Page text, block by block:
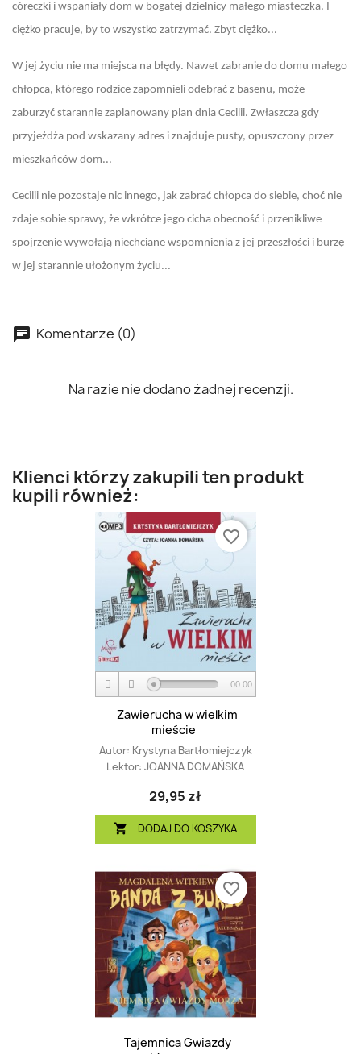
córeczki i wspaniały dom w bogatej dzielnicy małego miasteczka. I
ciężko pracuje, by to wszystko zatrzymać. Zbyt ciężko...
W jej życiu nie ma miejsca na błędy. Nawet zabranie do domu małego
chłopca, którego rodzice zapomnieli odebrać z basenu, może
zaburzyć starannie zaplanowany plan dnia Cecilii. Zwłaszcza gdy
przyjeżdża pod wskazany adres i znajduje pusty, opuszczony przez
mieszkańców dom...
Cecilii nie pozostaje nic innego, jak zabrać chłopca do siebie, choć nie
zdaje sobie sprawy, że wkrótce jego cicha obecność i przenikliwe
spojrzenie wywołają niechciane wspomnienia z jej przeszłości i burzę
w jej starannie ułożonym życiu...
Komentarze (0)
Na razie nie dodano żadnej recenzji.
Klienci którzy zakupili ten produkt
kupili również:
00:00
Zawierucha w wielkim
mieście
Autor: Krystyna Bartłomiejczyk
Lektor: JOANNA DOMAŃSKA
29,95 zł
 DODAJ DO KOSZYKA
favorite_border
Tajemnica Gwiazdy
favorite_border